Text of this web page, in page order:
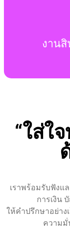
งาน
“ใส่ใ
เราพร้อมรับฟัง
การเงิน
ให้คำปรึกษาอย่าง
ความมั่